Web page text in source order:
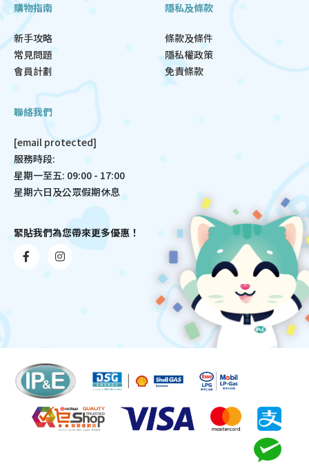
購物指南
新手攻略
常見問題
會員計劃
隱私及條款
條款及條件
隱私權政策
免責條款
聯絡我們
[email protected]
服務時段:
星期一至五: 09:00 - 17:00
星期六日及公眾假期休息
緊貼我們為您帶來更多優惠！